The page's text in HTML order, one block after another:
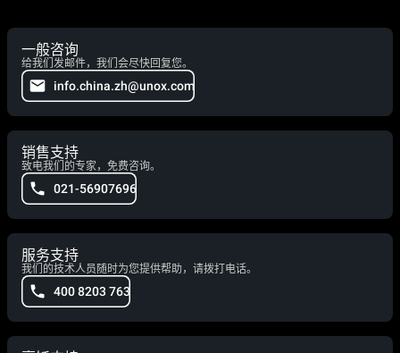
一般咨询
给我们发邮件，我们会尽快回复您。
info.china.zh@unox.com
销售支持
致电我们的专家，免费咨询。
021-56907696
服务支持
我们的技术人员随时为您提供帮助，请拨打电话。
400 8203 763